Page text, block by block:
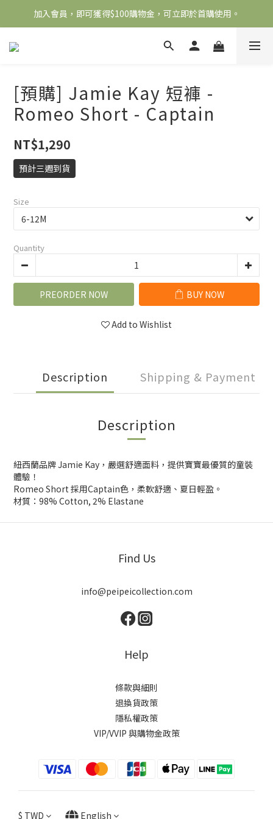
全館滿2000免運
加入會員，即可獲得$100購物金，可立即於首購使用。
滿5000送500購物金，滿8000送800購物金
[預購] Jamie Kay 短褲 -
Romeo Short - Captain
NT$1,290
預計三週到貨
Size
Quantity
PREORDER NOW BUY NOW
Add to Wishlist
Description Shipping & Payment
Description
紐西蘭品牌 Jamie Kay，嚴選舒適面料，提供寶寶最優質的童裝
體驗！
Romeo Short 採用Captain色，柔軟舒適、夏日輕盈。
材質：98% Cotton, 2% Elastane
Find Us
info@peipeicollection.com
Help
條款與細則
退換貨政策
隱私權政策
VIP/VVIP 與購物金政策
$ TWD English